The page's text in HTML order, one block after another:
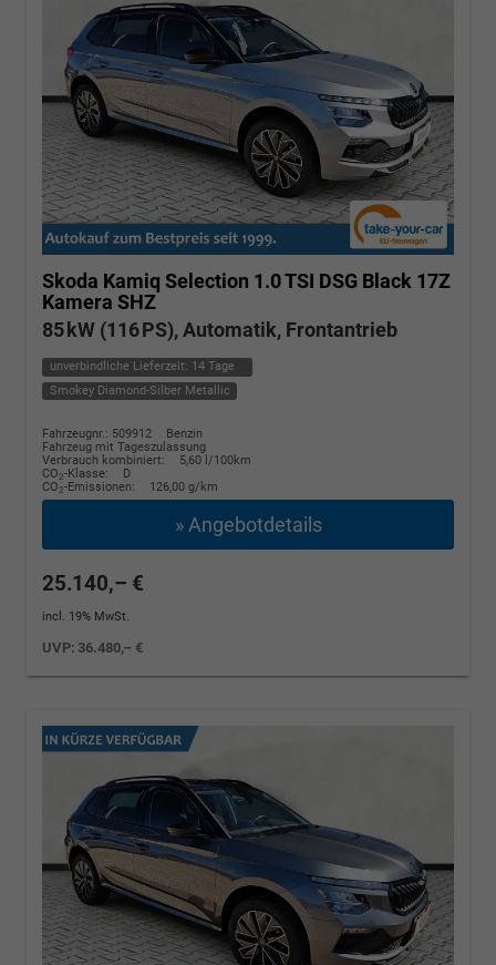
Skoda Kamiq Selection 1.0 TSI DSG Black 17Z
Kamera SHZ
85 kW (116 PS), Automatik, Frontantrieb
unverbindliche Lieferzeit: 14 Tage
Smokey Diamond-Silber Metallic
Fahrzeugnr.: 509912
Benzin
Fahrzeug mit Tageszulassung
Verbrauch kombiniert:
5,60 l/100km
CO2-Klasse:
D
CO2-Emissionen: 126,00 g/km
» Angebotdetails
25.140,– €
incl. 19% MwSt.
UVP: 36.480,– €